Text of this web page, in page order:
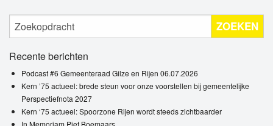
ZOEKEN
Recente berichten
Podcast #6 Gemeenteraad Gilze en Rijen 06.07.2026
Kern ’75 actueel: brede steun voor onze voorstellen bij gemeentelijke
Perspectiefnota 2027
Kern ‘75 actueel: Spoorzone Rijen wordt steeds zichtbaarder
In Memoriam Piet Boemaars